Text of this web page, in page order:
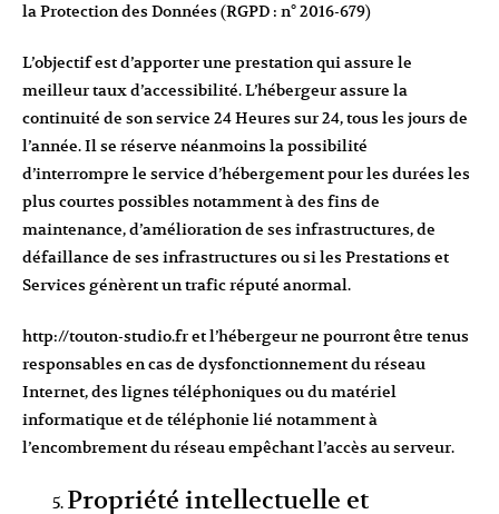
la Protection des Données (RGPD : n° 2016-679)
L’objectif est d’apporter une prestation qui assure le
meilleur taux d’accessibilité. L’hébergeur assure la
continuité de son service 24 Heures sur 24, tous les jours de
l’année. Il se réserve néanmoins la possibilité
d’interrompre le service d’hébergement pour les durées les
plus courtes possibles notamment à des fins de
maintenance, d’amélioration de ses infrastructures, de
défaillance de ses infrastructures ou si les Prestations et
Services génèrent un trafic réputé anormal.
http://touton-studio.fret l’hébergeur ne pourront être tenus
responsables en cas de dysfonctionnement du réseau
Internet, des lignes téléphoniques ou du matériel
informatique et de téléphonie lié notamment à
l’encombrement du réseau empêchant l’accès au serveur.
Propriété intellectuelle et